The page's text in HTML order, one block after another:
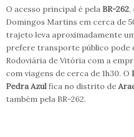
O acesso principal é pela BR-262,
Domingos Martins em cerca de
trajeto leva aproximadamente
prefere transporte público pode
Rodoviária de Vitória com a
com viagens de cerca de 1h30. O
Pedra Azul fica no distrito de
também pela BR-262.